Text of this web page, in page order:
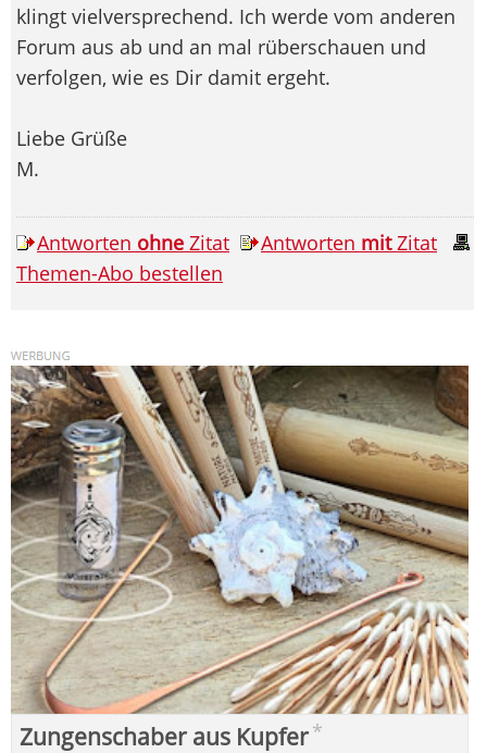
klingt vielversprechend. Ich werde vom anderen
Forum aus ab und an mal rüberschauen und
verfolgen, wie es Dir damit ergeht.
Liebe Grüße
M.
Antworten ohne Zitat Antworten mitZitat
Themen-Abo bestellen
Zungenschaber aus Kupfer*